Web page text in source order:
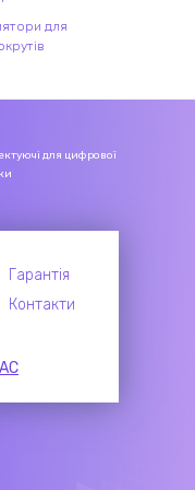
для
для цифрової
Гарантія
Контакти